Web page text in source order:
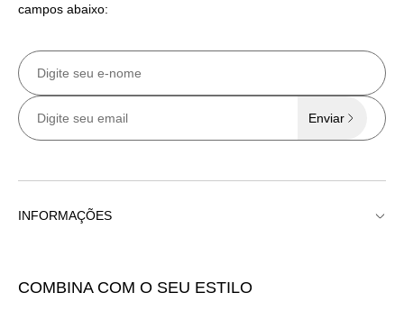
campos abaixo:
Enviar
INFORMAÇÕES
COMBINA COM O SEU ESTILO